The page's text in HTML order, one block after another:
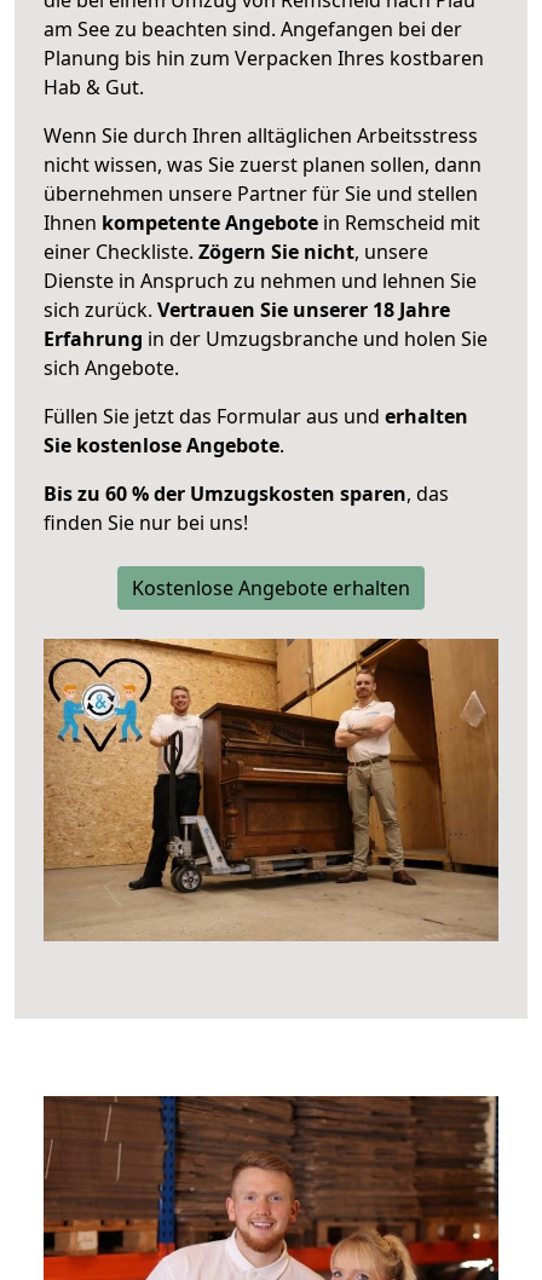
am See zu beachten sind. Angefangen bei der
Planung bis hin zum Verpacken Ihres kostbaren
Hab & Gut.
Wenn Sie durch Ihren alltäglichen Arbeitsstress
nicht wissen, was Sie zuerst planen sollen, dann
übernehmen unsere Partner für Sie und stellen
Ihnen kompetente Angebote in Remscheid mit
einer Checkliste. Zögern Sie nicht, unsere
Dienste in Anspruch zu nehmen und lehnen Sie
sich zurück. Vertrauen Sie unserer 18 Jahre
Erfahrung in der Umzugsbranche und holen Sie
sich Angebote.
Füllen Sie jetzt das Formular aus und erhalten
Sie kostenlose Angebote.
Bis zu 60 % der Umzugskosten sparen, das
finden Sie nur bei uns!
Kostenlose Angebote erhalten